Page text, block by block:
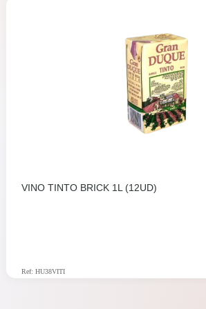
VINO TINTO BRICK 1L (12UD)
Ref: HU38VITI